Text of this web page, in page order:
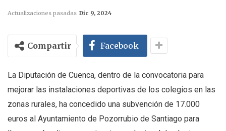
Actualizaciones pasadas Dic 9, 2024
Compartir Facebook
La Diputación de Cuenca, dentro de la convocatoria para
mejorar las instalaciones deportivas de los colegios en las
zonas rurales, ha concedido una subvención de 17.000
euros al Ayuntamiento de Pozorrubio de Santiago para